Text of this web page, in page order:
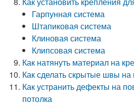
Гарпунная система
Штапиковая система
Клиновая система
Клипсовая система
Как натянуть материал на
Как сделать скрытые швы
Как устранить дефекты на
потолка